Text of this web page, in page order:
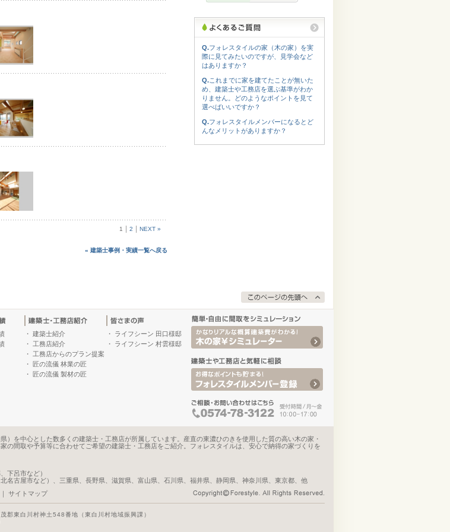
1 2 NEXT »
« 建築士事例・実績一覧へ戻る
Q.フォレスタイルの家（木の家）を実
際に見てみたいのですが、見学会など
はありますか？
Q.これまでに家を建てたことが無いた
め、建築士や工務店を選ぶ基準がわか
りません。どのようなポイントを見て
選べばいいですか？
Q.フォレスタイルメンバーになるとど
んなメリットがありますか？
・ 建築士紹介
・
工務店紹介
・
工務店からのプラン提案
・
匠の流儀 林業の匠
・
匠の流儀 製材の匠
・
ライフシーン 田口様邸
・
ライフシーン 村雲様邸
を中心とした数多くの建築士・工務店が所属しています。産直の東濃ひのきを使用した質の高い木の家・
の間取や予算等に合わせてご希望の建築士・工務店をご紹介。フォレスタイルは、安心で納得の家づくりを
下呂市など）
名古屋市など）、三重県、長野県、滋賀県、富山県、石川県、福井県、静岡県、神奈川県、東京都、他
｜ サイトマップ
東白川村神土548番地（東白川村地域振興課）